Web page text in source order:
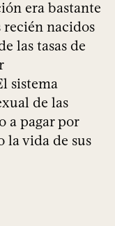
era bastante
recién nacidos
las tasas de
sistema
de las
a pagar por
la vida de sus